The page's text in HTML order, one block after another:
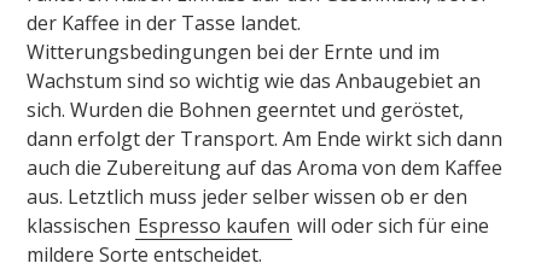
der Kaffee in der Tasse landet.
Witterungsbedingungen bei der Ernte und im
Wachstum sind so wichtig wie das Anbaugebiet an
sich. Wurden die Bohnen geerntet und geröstet,
dann erfolgt der Transport. Am Ende wirkt sich dann
auch die Zubereitung auf das Aroma von dem Kaffee
aus. Letztlich muss jeder selber wissen ob er den
klassischen Espresso kaufen will oder sich für eine
mildere Sorte entscheidet.